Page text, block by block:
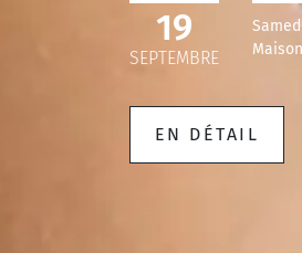
SEPTEMBRE
EN DÉTAIL